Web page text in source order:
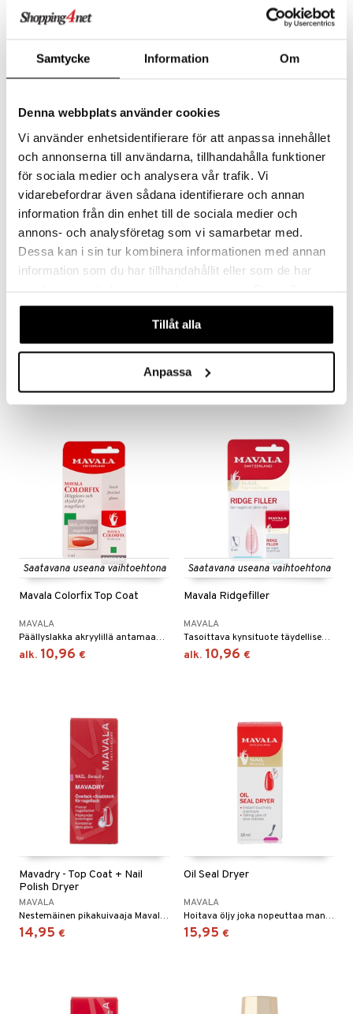
Samtycke Information Om
Denna webbplats använder cookies
Vi använder enhetsidentifierare för att anpassa innehållet
och annonserna till användarna, tillhandahålla funktioner
för sociala medier och analysera vår trafik. Vi
vidarebefordrar även sådana identifierare och annan
information från din enhet till de sociala medier och
annons- och analysföretag som vi samarbetar med.
Dessa kan i sin tur kombinera informationen med annan
information som du har tillhandahållit eller som de har
våra cookies vid fortsatt användande av vår webbplats.
Tillåt alla
Anpassa
Saatavana useana vaihtoehtona
CHINA GLAZE
Kestävä lakka China Glazelta
Nail Whitener
ISADORA
ISADORA
lahja!
Barrier Base Coat -
Underlack
MAVALA
17,95
Saatavana useana vaihtoehtona
Mavala Colorfix Top Coat
MAVALA
Päällyslakka akryylillä antamaan lisäkiiltoa ja suojaa Mavalalta
alk. 10,96 €
Saatavana useana vaihtoehtona
Mavala Ridgefiller
MAVALA
Tasoittava kynsituote täydelliseen manikyyriin Mavalalta
alk. 10,96 €
Mavadry - Top Coat + Nail
Polish Dryer
MAVALA
Nestemäinen pikakuivaaja Mavalalta
14,95 €
Oil Seal Dryer
MAVALA
Hoitava öljy joka nopeuttaa manikyyrin kuivumista Mavalalta
15,95 €